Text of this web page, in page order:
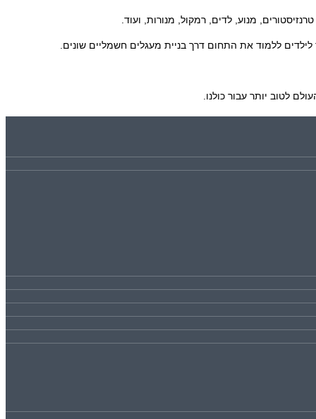
ללמוד את התחום דרך בניית מעגלים חשמליים שונים.
לטוב יותר עבור כולנו.